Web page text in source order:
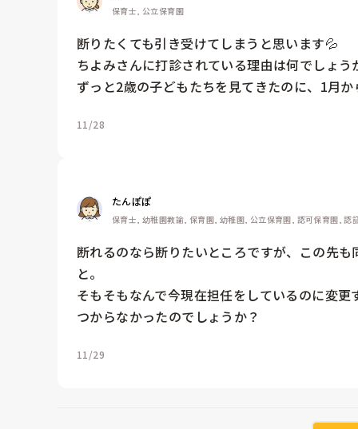
保育士, 公立保育園
断りたくても引き受けてしまうと思います💦
ちよみさんに打診されている理由は何でしょ
ずっと2歳の子どもたちを見てきたのに、1月
11/28
たんぽぽ
保育士, 幼稚園教諭, 保育園, 幼稚園, 公立保育園, 認可保育園, 認
断れるのなら断りたいところですが、この先
と。
そもそもなんで今現在担任をしているのに変
つからなかったのでしょうか？
11/29